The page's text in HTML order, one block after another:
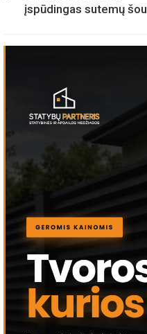
įspūdingas sutemų šou